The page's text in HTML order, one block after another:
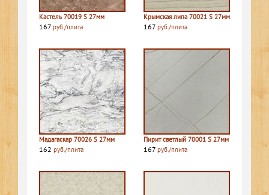
Кастель 70019 S 27мм
167 руб./плита
Крымская липа 70021 S 27мм
167 руб./плита
Мадагаскар 70026 S 27мм
162 руб./плита
Пирит светлый 70001 S 27мм
167 руб./плита